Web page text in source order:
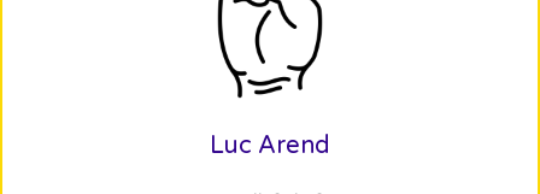
Luc Arend